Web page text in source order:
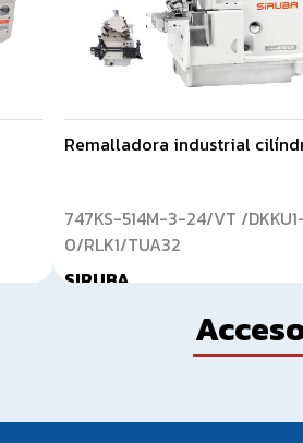
Remalladora industrial
747KS-514M-3-24/VT /
0/RLK1/TUA32
SIRUBA